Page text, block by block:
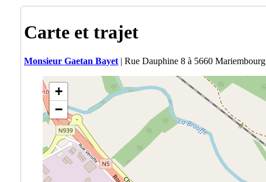
Carte et trajet
Monsieur Gaetan Bayet | Rue Dauphine 8 à 5660 Mariembourg
+
−